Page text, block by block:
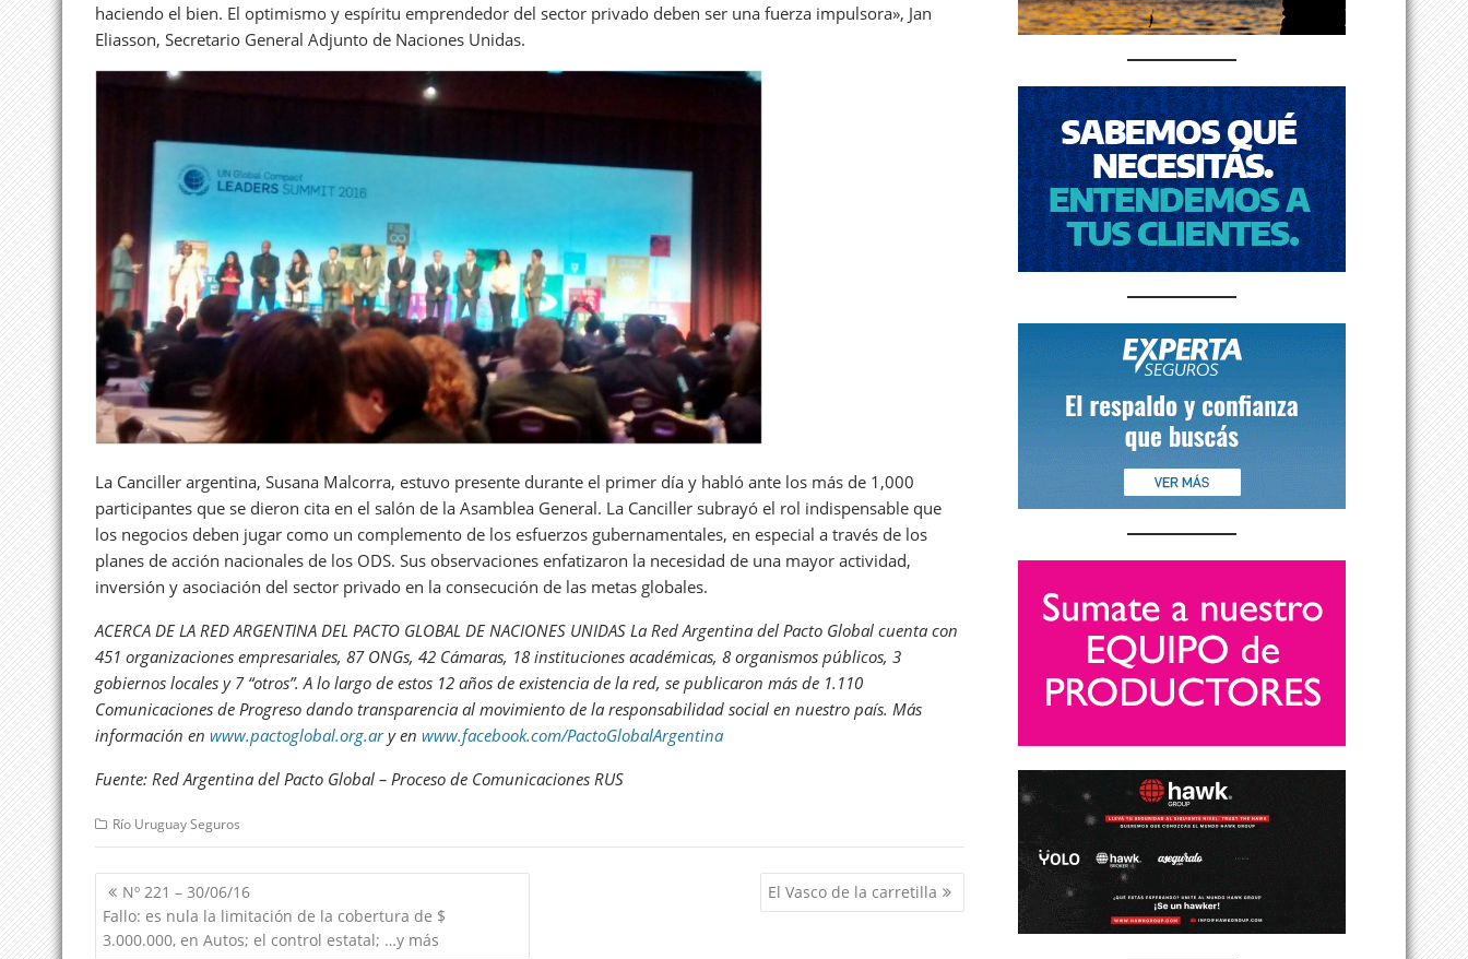
haciendo el bien. El optimismo y espíritu emprendedor del sector privado deben ser una fuerza impulsora», Jan
Eliasson, Secretario General Adjunto de Naciones Unidas.
La Canciller argentina, Susana Malcorra, estuvo presente durante el primer día y habló ante los más de 1,000
participantes que se dieron cita en el salón de la Asamblea General. La Canciller subrayó el rol indispensable que
los negocios deben jugar como un complemento de los esfuerzos gubernamentales, en especial a través de los
planes de acción nacionales de los ODS. Sus observaciones enfatizaron la necesidad de una mayor actividad,
inversión y asociación del sector privado en la consecución de las metas globales.
ACERCA DE LA RED ARGENTINA DEL PACTO GLOBAL DE NACIONES UNIDAS La Red Argentina del Pacto Global cuenta con
451 organizaciones empresariales, 87 ONGs, 42 Cámaras, 18 instituciones académicas, 8 organismos públicos, 3
gobiernos locales y 7 “otros”. A lo largo de estos 12 años de existencia de la red, se publicaron más de 1.110
Comunicaciones de Progreso dando transparencia al movimiento de la responsabilidad social en nuestro país. Más
información en www.pactoglobal.org.ary en www.facebook.com/PactoGlobalArgentina
Fuente: Red Argentina del Pacto Global – Proceso de Comunicaciones RUS
Río Uruguay Seguros
Navegación
de
entradas
Nº 221 – 30/06/16
Fallo: es nula la limitación de la cobertura de $
3.000.000, en Autos; el control estatal; …y más
El Vasco de la carretilla